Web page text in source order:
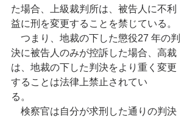
た場合、上級裁判所は、被告人に不利
益に刑を変更することを禁じている。
つまり、地裁の下した懲役27 年の判
決に被告人のみが控訴した場合、高裁
は、地裁の下した判決をより重く変更
することは法律上禁止されてい
る。
検察官は自分が求刑した通りの判決